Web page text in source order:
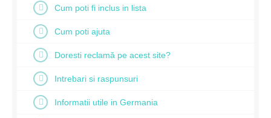
Cum poti fi inclus in lista
Cum poti ajuta
Doresti reclamă pe acest site?
Intrebari si raspunsuri
Informatii utile in Germania